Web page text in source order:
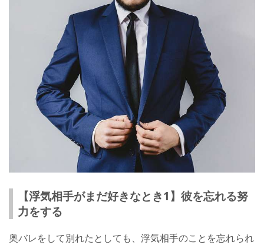
【浮気相手がまだ好きなとき1】彼を忘れる努
力をする
奥バレをして別れたとしても、浮気相手のことを忘れられ